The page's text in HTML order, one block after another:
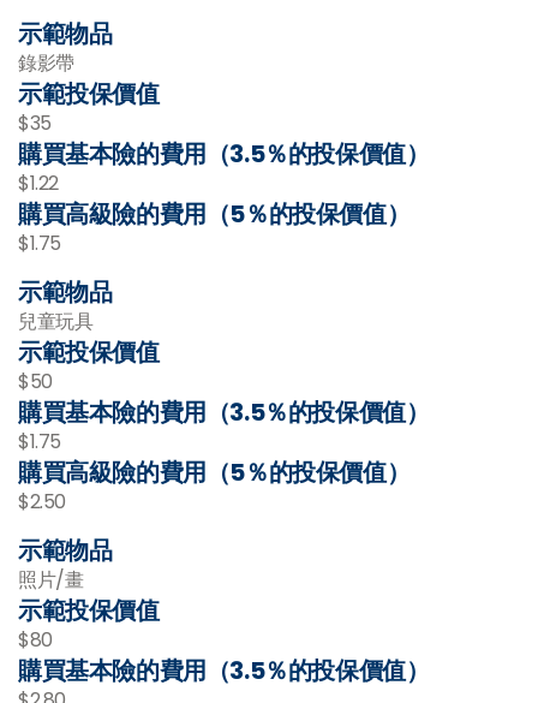
示範物品
錄影帶
示範投保價值
$35
購買基本險的費用（3.5％的投保價值）
$1.22
購買高級險的費用（5％的投保價值）
$1.75
示範物品
兒童玩具
示範投保價值
$50
購買基本險的費用（3.5％的投保價值）
$1.75
購買高級險的費用（5％的投保價值）
$2.50
示範物品
照片/畫
示範投保價值
$80
購買基本險的費用（3.5％的投保價值）